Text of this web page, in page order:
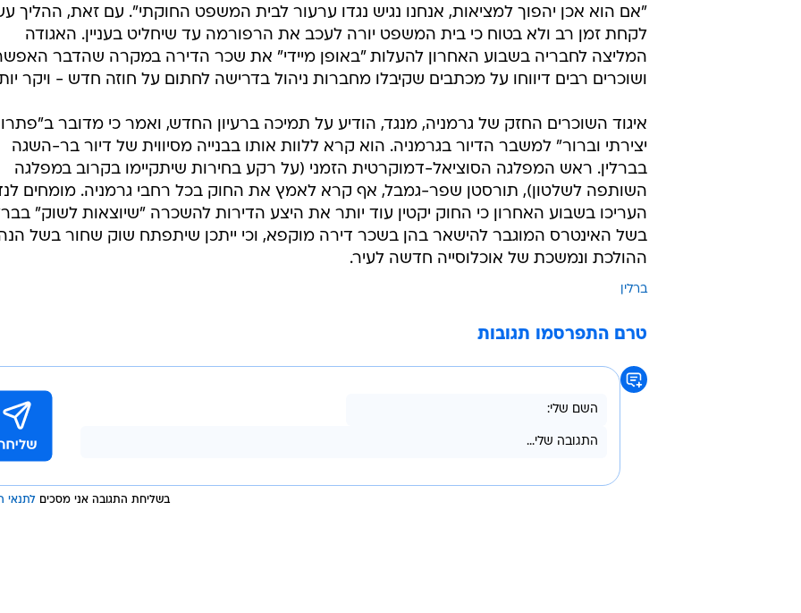
"אם הוא אכן יהפוך למציאות, אנחנו נגיש נגדו ערעור לבית המשפט החוקתי". עם זאת, ההליך
לקחת זמן רב ולא בטוח כי בית המשפט יורה לעכב את הרפורמה עד שיחליט בעניין. האגודה
המליצה לחבריה בשבוע האחרון להעלות "באופן מיידי" את שכר הדירה במקרה שהדבר
ושוכרים רבים דיווחו על מכתבים שקיבלו מחברות ניהול בדרישה לחתום על חוזה חדש - ויקר
איגוד השוכרים החזק של גרמניה, מנגד, הודיע על תמיכה ברעיון החדש, ואמר כי מדובר
יצירתי וברור" למשבר הדיור בגרמניה. הוא קרא ללוות אותו בבנייה מסיווית של דיור בר-השגה
בברלין. ראש המפלגה הסוציאל-דמוקרטית הזמני (על רקע בחירות שיתקיימו בקרוב במפלגה
השותפה לשלטון), תורסטן שפר-גמבל, אף קרא לאמץ את החוק בכל רחבי גרמניה. מומחים
העריכו בשבוע האחרון כי החוק יקטין עוד יותר את היצע הדירות להשכרה "שיוצאות לשוק"
בשל האינטרס המוגבר להישאר בהן בשכר דירה מוקפא, וכי ייתכן שיתפתח שוק שחור בשל
ההולכת ונמשכת של אוכלוסייה חדשה לעיר.
ברלין
טרם התפרסמו תגובות
בשליחת התגובה אני מסכים לתנאי